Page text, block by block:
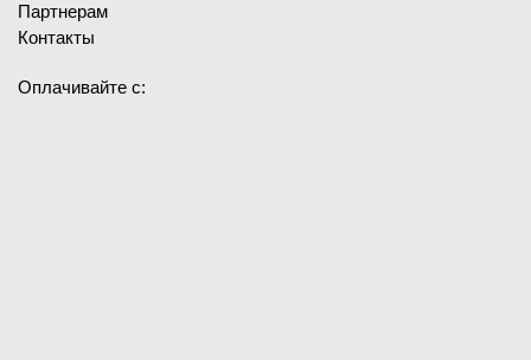
Партнерам
Контакты
Оплачивайте с: